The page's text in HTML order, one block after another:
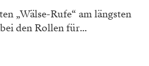
„Wälse-Rufe“ am längsten
den Rollen für...